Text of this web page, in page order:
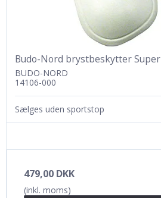
Budo-Nord brystbeskytter Super
BUDO-NORD
14106-000
Sælges uden sportstop
479,00 DKK
(inkl. moms)